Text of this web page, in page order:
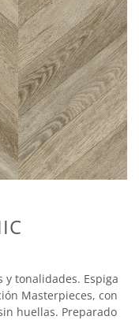
tonalidades. Espiga
Masterpieces, con
huellas. Preparado